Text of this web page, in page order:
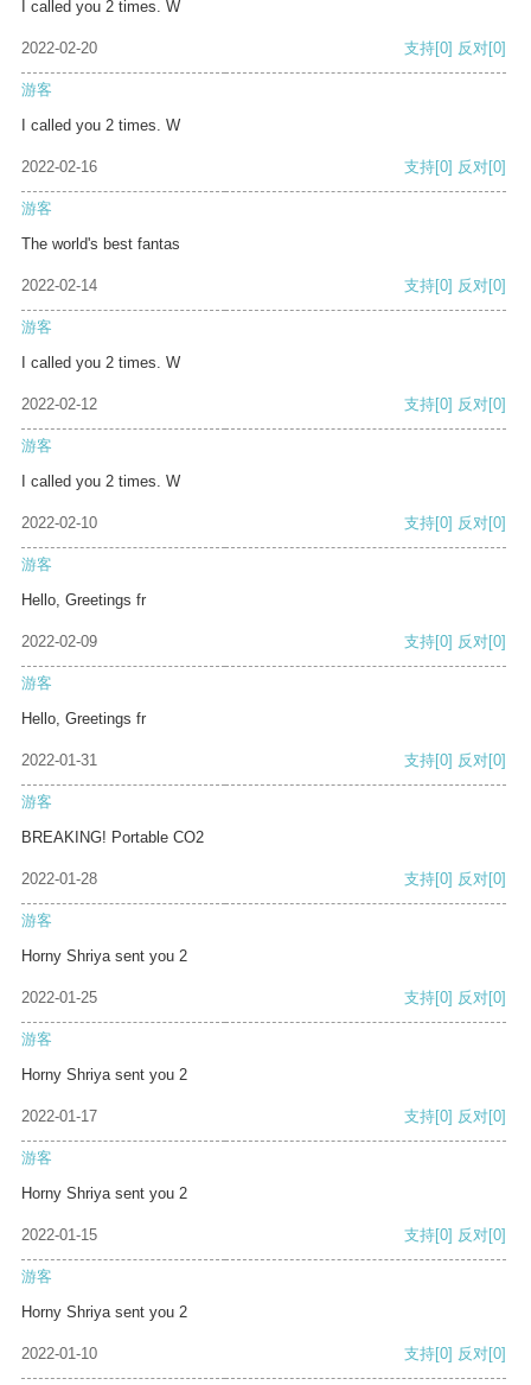
I called you 2 times. W
2022-02-20 支持[0] 反对[0]
游客
I called you 2 times. W
2022-02-16 支持[0] 反对[0]
游客
The world's best fantas
2022-02-14 支持[0] 反对[0]
游客
I called you 2 times. W
2022-02-12 支持[0] 反对[0]
游客
I called you 2 times. W
2022-02-10 支持[0] 反对[0]
游客
Hello, Greetings fr
2022-02-09 支持[0] 反对[0]
游客
Hello, Greetings fr
2022-01-31 支持[0] 反对[0]
游客
BREAKING! Portable CO2
2022-01-28 支持[0] 反对[0]
游客
Horny Shriya sent you 2
2022-01-25 支持[0] 反对[0]
游客
Horny Shriya sent you 2
2022-01-17 支持[0] 反对[0]
游客
Horny Shriya sent you 2
2022-01-15 支持[0] 反对[0]
游客
Horny Shriya sent you 2
2022-01-10 支持[0] 反对[0]